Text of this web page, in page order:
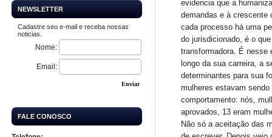
NEWSLETTER
Cadastre seu e-mail e receba nossas
noticias.
Nome:
Email:
Enviar
FALE CONOSCO